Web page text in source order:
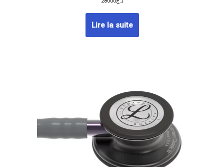
Lire la suite